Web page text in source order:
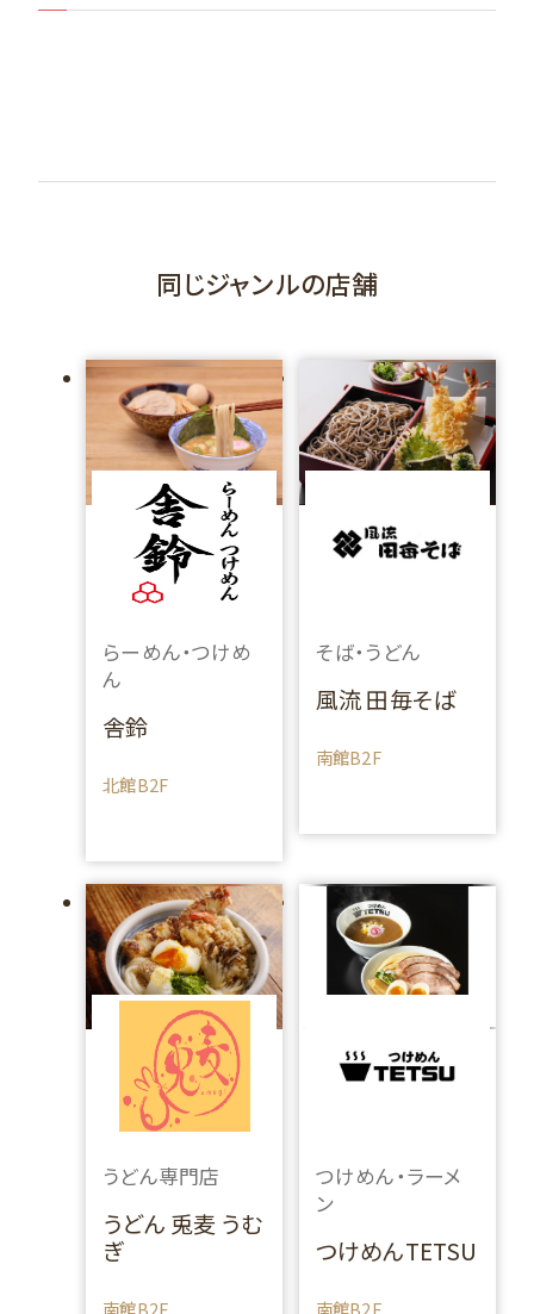
同じジャンルの店舗
らーめん・つけめ
ん
舎鈴
北館B2F
そば・うどん
風流 田毎そば
南館B2F
うどん専門店
うどん 兎麦 うむ
ぎ
南館B2F
つけめん・ラーメ
ン
つけめんTETSU
南館B2F